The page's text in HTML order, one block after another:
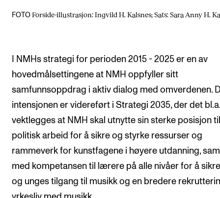
FOTO Forside-illustrasjon: Ingvild H. Kalsnes; Sats: Sara Anny H.
I NMHs strategi for perioden 2015 - 2025 er en av
hovedmålsettingene at NMH oppfyller sitt
samfunnsoppdrag i aktiv dialog med omverdenen.
intensjonen er videreført i Strategi 2035, der det bl.a.
vektlegges at NMH skal utnytte sin sterke posisjon til
politisk arbeid for å sikre og styrke ressurser og
rammeverk for kunstfagene i høyere utdanning,
med kompetansen til lærere på alle nivåer for å
og unges tilgang til musikk og en bredere